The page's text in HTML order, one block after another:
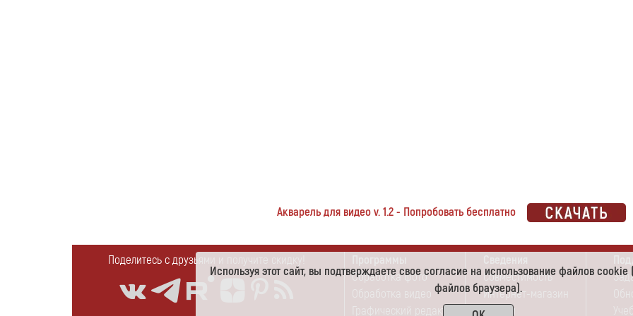
Используя этот сайт, вы подтверждаете свое согласие на использование файлов
файлов браузера).
Акварель для видео v. 1.2 - Попробовать бесплатно
Поделитесь с друзьями и получите скидку!
Обработка фото
Графический редактор
Совместимость
Интернет-магазин
Скидки